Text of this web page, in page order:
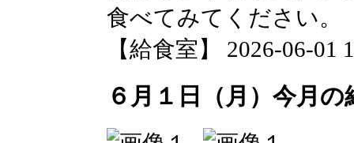
食べてみてください。
【給食室】 2026-06-01
６月１日（月）今月